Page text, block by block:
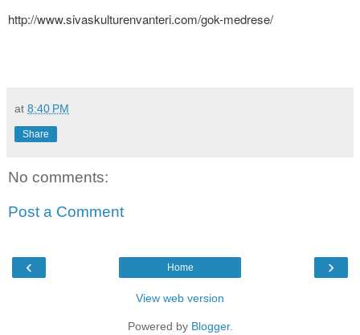
http://www.sivaskulturenvanteri.com/gok-medrese/
at 8:40 PM
Share
No comments:
Post a Comment
‹ ›
Home
View web version
Powered by Blogger.